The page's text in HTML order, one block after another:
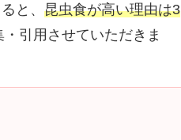
と、 昆虫食が高い理由は3
引用させていただきま